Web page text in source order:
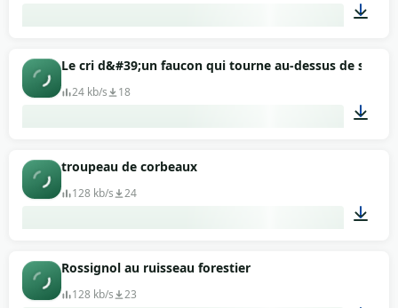
00:06
Le cri d&#39;un faucon qui tourne au-dessus de sa
24 kb/s 18
troupeau de corbeaux
128 kb/s 24
Rossignol au ruisseau forestier
128 kb/s 23